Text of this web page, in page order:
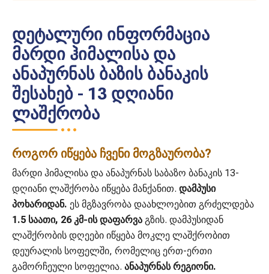
დეტალური ინფორმაცია
მარდი ჰიმალისა და
ანაპურნას ბაზის ბანაკის
შესახებ - 13 დღიანი
ლაშქრობა
როგორ იწყება ჩვენი მოგზაურობა?
მარდი ჰიმალისა და ანაპურნას საბაზო ბანაკის 13-
დღიანი ლაშქრობა იწყება მანქანით. დამპუსი
პოხარიდან. ეს მგზავრობა დაახლოებით გრძელდება
1.5 საათი, 26 კმ-ის დაფარვა გზის. დამპუსიდან
ლაშქრობის დღეები იწყება მოკლე ლაშქრობით
დეურალის სოფელში, რომელიც ერთ-ერთი
გამორჩეული სოფელია. ანაპურნას რეგიონი.